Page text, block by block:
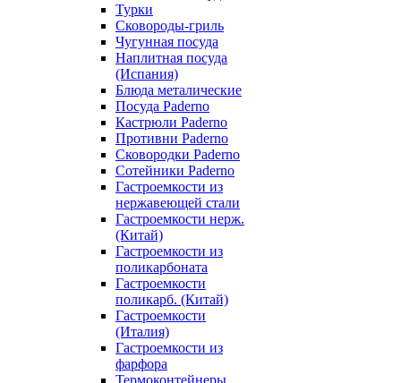
Турки
Сковороды-гриль
Чугунная посуда
Наплитная посуда
(Испания)
Блюда металические
Посуда Paderno
Кастрюли Paderno
Противни Paderno
Сковородки Paderno
Сотейники Paderno
Гастроемкости из
нержавеющей стали
Гастроемкости нерж.
(Китай)
Гастроемкости из
поликарбоната
Гастроемкости
поликарб. (Китай)
Гастроемкости
(Италия)
Гастроемкости из
фарфора